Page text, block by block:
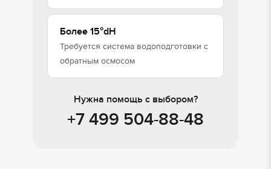
Более 15°dH
Требуется система водо­по­дго­товки c
обратным осмосом
Нужна помощь с выбором?
+7 499 504-88-48